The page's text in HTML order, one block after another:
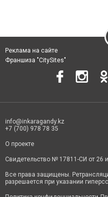
Реклама на сайте
Франшиза "CitySites"
info@inkaragandy.kz
+7 (700) 978 78 35
О проекте
Свидетельство № 17811-СИ от 26
Все права защищены.
разрешается при указании